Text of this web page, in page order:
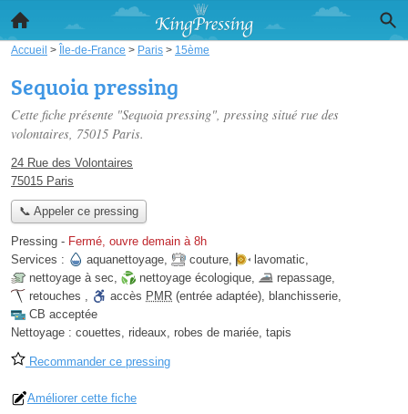
Accueil > Île-de-France > Paris > 15ème
Sequoia pressing
Cette fiche présente "Sequoia pressing", pressing situé rue des
volontaires, 75015 Paris.
24 Rue des Volontaires
75015 Paris
📞 Appeler ce pressing
Pressing - Fermé, ouvre demain à 8h
Services :
aquanettoyage, couture, lavomatic,
nettoyage à sec, nettoyage écologique, repassage,
retouches , accès PMR (entrée adaptée), blanchisserie,
CB acceptée
Nettoyage : couettes, rideaux, robes de mariée, tapis
Recommander ce pressing
Améliorer cette fiche